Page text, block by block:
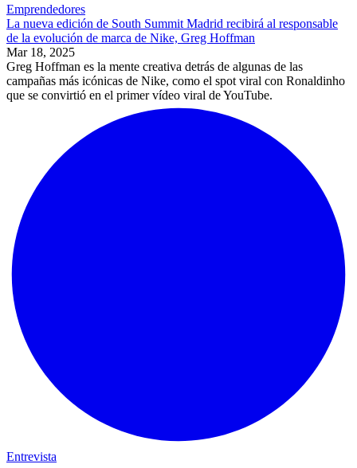
Emprendedores
La nueva edición de South Summit Madrid recibirá al responsable
de la evolución de marca de Nike, Greg Hoffman
Mar 18, 2025
Greg Hoffman es la mente creativa detrás de algunas de las
campañas más icónicas de Nike, como el spot viral con Ronaldinho
que se convirtió en el primer vídeo viral de YouTube.
Entrevista